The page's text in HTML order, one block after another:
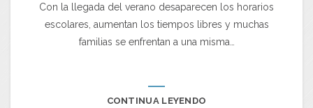
Con la llegada del verano desaparecen los horarios
escolares, aumentan los tiempos libres y muchas
familias se enfrentan a una misma…
CONTINUA LEYENDO